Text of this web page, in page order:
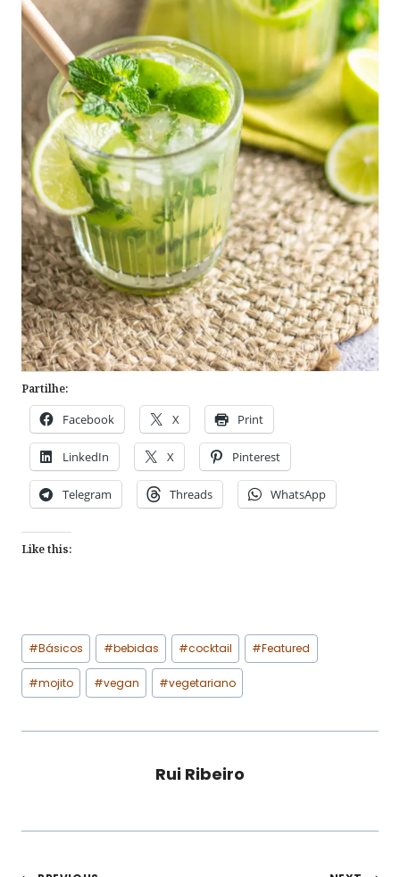
Partilhe:
Facebook X Print
LinkedIn X Pinterest
Telegram Threads WhatsApp
Like this:
Post
Tags:
#Básicos #bebidas #cocktail #Featured
#mojito #vegan #vegetariano
Rui Ribeiro